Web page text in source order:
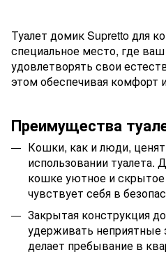
Туалет домик Supretto для
специальное место, где
удовлетворять свои
этом обеспечивая комфорт
Преимущества
Кошки, как и люди,
использовании туалета.
кошке уютное и скрытое
чувствует себя в
Закрытая конструкция
удерживать неприятные
делает пребывание в